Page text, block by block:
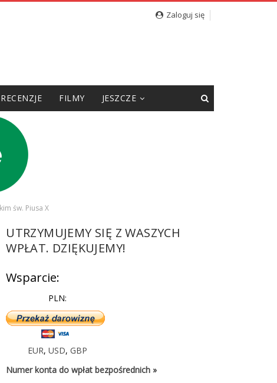
Zaloguj się
FILMY JESZCZE
św. Piusa X
UTRZYMUJEMY SIĘ Z WASZYCH
WPŁAT. DZIĘKUJEMY!
Wsparcie:
PLN:
EUR,USD,GBP
Numer konta do wpłat bezpośrednich »